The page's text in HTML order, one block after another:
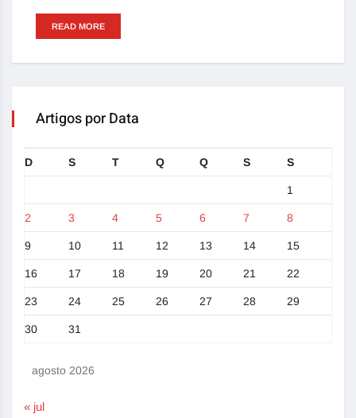
READ MORE
Artigos por Data
agosto 2026
D S T Q Q S S
1
2 3 4 5 6 7 8
9 10 11 12 13 14 15
16 17 18 19 20 21 22
23 24 25 26 27 28 29
30 31
« jul